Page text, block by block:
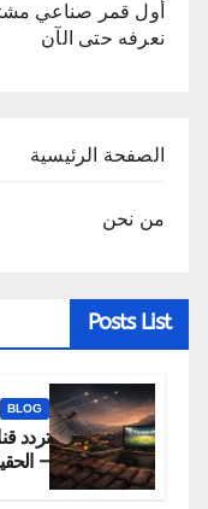
أول قمر صناعي
نعرفه حتى الآن
الصفحة الرئيسية
من نحن
Posts List
BLOG
–